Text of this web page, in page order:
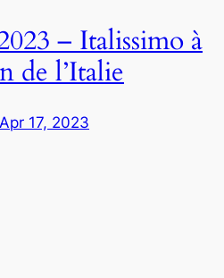
– Italissimo à
de l’Italie
Apr 17, 2023